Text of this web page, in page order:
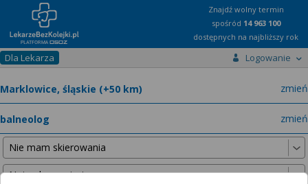
Znajdź wolny termin
spośród 14 963 100
dostępnych na najbliższy rok
Dla Lekarza Logowanie
zmień
zmień